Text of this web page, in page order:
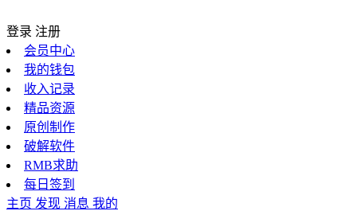
登录 注册
会员中心
我的钱包
收入记录
精品资源
原创制作
破解软件
RMB求助
每日签到
主页 发现 消息 我的